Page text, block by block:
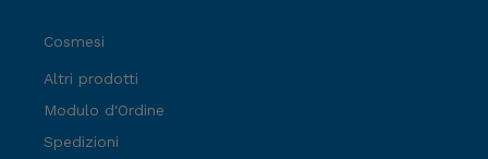
Cosmesi
Altri prodotti
Modulo d'Ordine
Spedizioni